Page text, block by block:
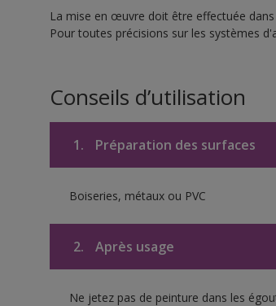
La mise en œuvre doit être effectuée
Pour toutes précisions sur les systèmes
Conseils d’utilisation
1. Préparation des surfaces
Boiseries, métaux ou PVC
2. Après usage
Ne jetez pas de peinture dans les